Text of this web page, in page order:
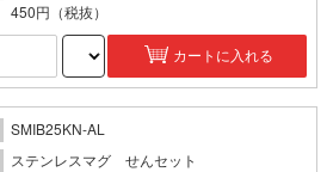
450円 （税抜）
カートに入れる
SMIB25KN-AL
ステンレスマグ せんセット